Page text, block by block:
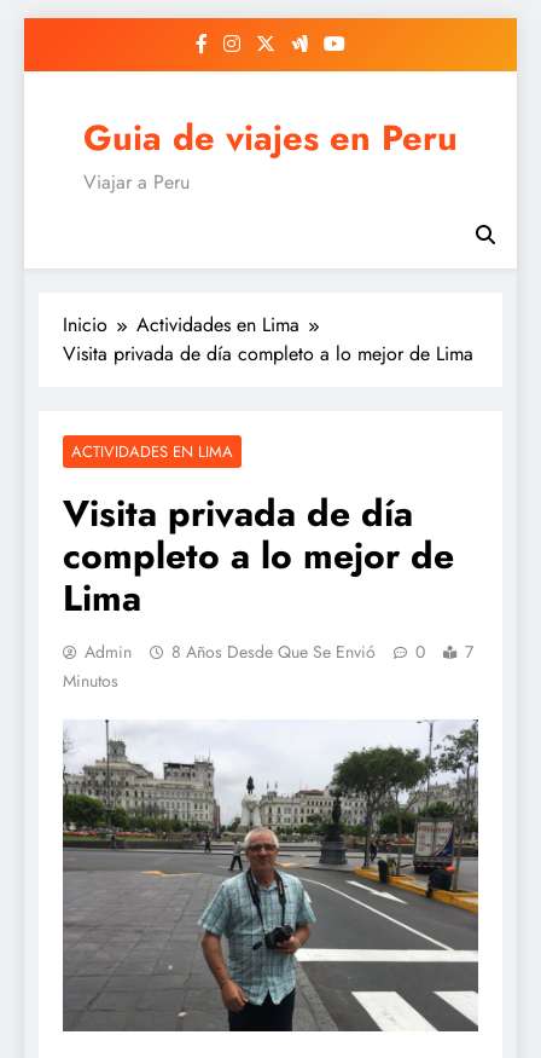
Guia de viajes en Peru
Viajar a Peru
Inicio
Actividades en Lima
Visita privada de día completo a lo mejor de Lima
ACTIVIDADES EN LIMA
Visita privada de día
completo a lo mejor de
Lima
Admin 8 Años Desde Que Se Envió 0
7
Minutos